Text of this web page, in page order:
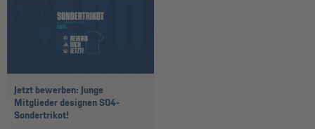
Jetzt bewerben: Junge
Mitglieder designen S04-
Sondertrikot!